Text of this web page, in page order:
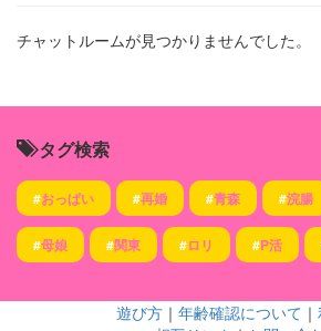
チャットルームが見つかりませんでした。
タグ検索
#おっぱい #再婚 #青森 #浣腸
#母娘 #関東 #ロリ #P活
遊び方 ｜ 年齢確認について ｜